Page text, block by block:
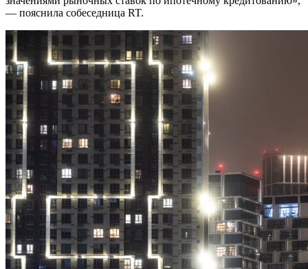
— пояснила собеседница RT.